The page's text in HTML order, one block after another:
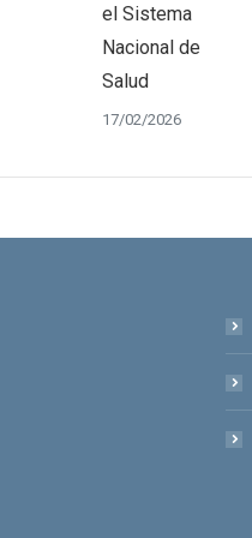
el Sistema
Nacional de
Salud
17/02/2026